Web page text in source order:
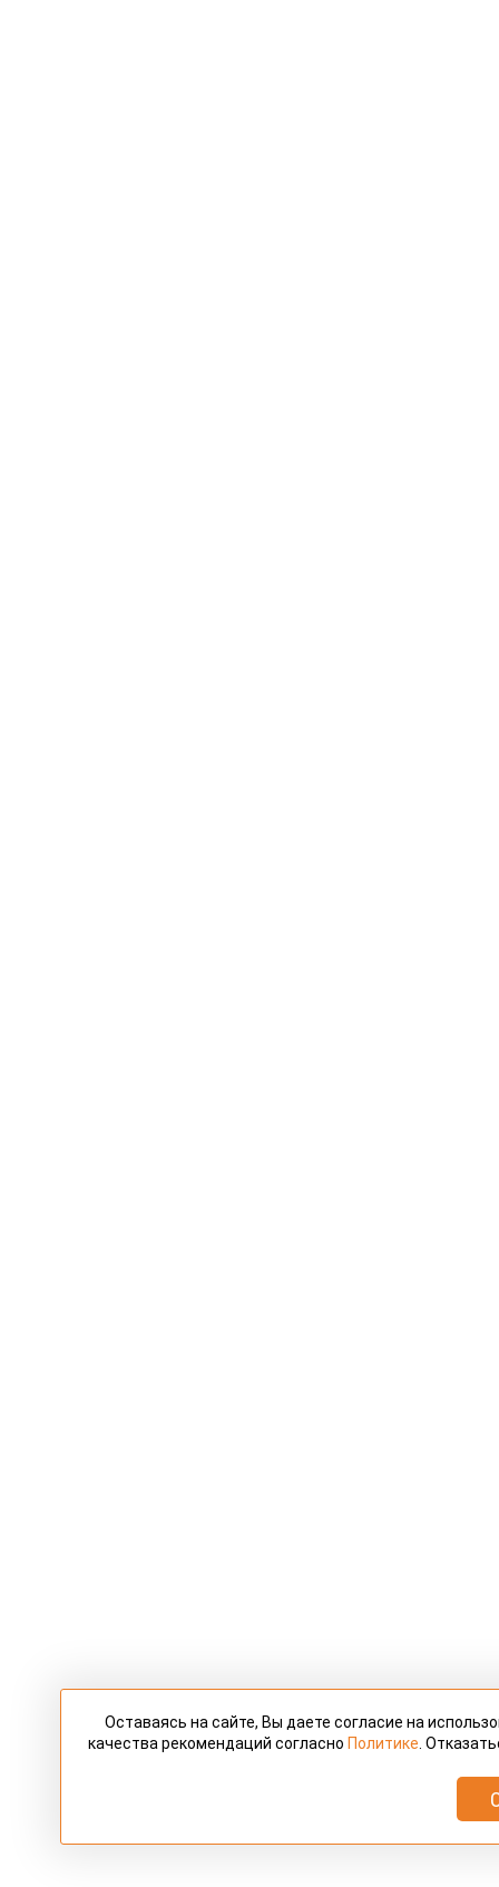
Оставаясь на сайте, Вы даете согласие на
качества рекомендаций согласно Политике .